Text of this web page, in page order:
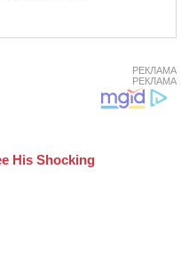
РЕКЛАМА
РЕКЛАМА